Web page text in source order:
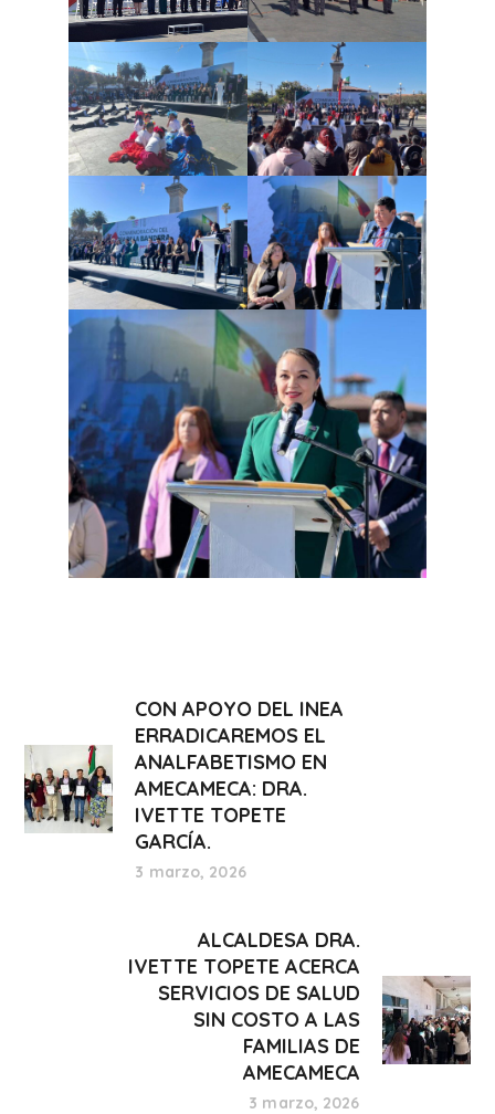
CON APOYO DEL INEA
ERRADICAREMOS EL
ANALFABETISMO EN
AMECAMECA: DRA.
IVETTE TOPETE
GARCÍA.
3 marzo, 2026
ALCALDESA DRA.
IVETTE TOPETE ACERCA
SERVICIOS DE SALUD
SIN COSTO A LAS
FAMILIAS DE
AMECAMECA
3 marzo, 2026